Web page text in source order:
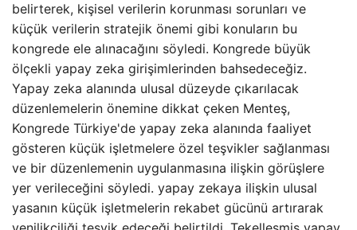
belirterek, kişisel verilerin korunması sorunları ve
küçük verilerin stratejik önemi gibi konuların bu
kongrede ele alınacağını söyledi. Kongrede büyük
ölçekli yapay zeka girişimlerinden bahsedeceğiz.
Yapay zeka alanında ulusal düzeyde çıkarılacak
düzenlemelerin önemine dikkat çeken Menteş,
Kongrede Türkiye'de yapay zeka alanında faaliyet
gösteren küçük işletmelere özel teşvikler sağlanması
ve bir düzenlemenin uygulanmasına ilişkin görüşlere
yer verileceğini söyledi. yapay zekaya ilişkin ulusal
yasanın küçük işletmelerin rekabet gücünü artırarak